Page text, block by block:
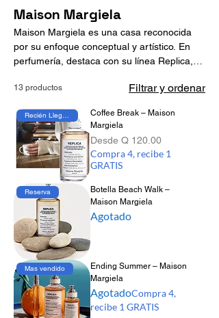
Maison Margiela
Maison Margiela es una casa reconocida
por su enfoque conceptual y artístico. En
perfumería, destaca con su línea Replica,
a través del aroma. Sus fragancias son
diseñadas para transportar a experiencias
específicas con una estética minimalista y
una narrativa sensorial única.
13 productos Filtrar y ordenar
Recién Llegado
Coffee Break – Maison
Margiela
Desde Q 120.00
Precio de oferta
Compra 4, recibe 1
GRATIS
Reserva
Botella Beach Walk –
Maison Margiela
Agotado
Mas vendido
Ending Summer – Maison
Margiela
AgotadoCompra 4,
recibe 1 GRATIS